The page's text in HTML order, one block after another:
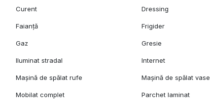
Curent Dressing
Faianță Frigider
Gaz Gresie
Iluminat stradal Internet
Mașină de spălat rufe Mașină de spălat vase
Mobilat complet Parchet laminat